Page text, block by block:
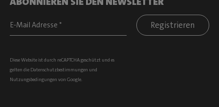
Registrieren
Diese Website ist durch reCAPTCHA geschützt und es
gelten die Datenschutzbestimmungen und
Nutzungsbedingungen von Google.